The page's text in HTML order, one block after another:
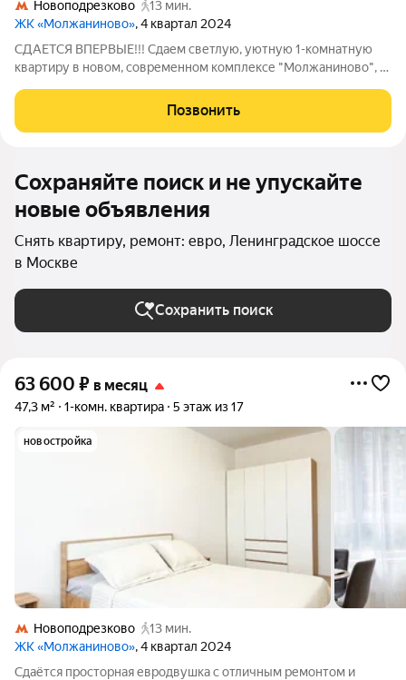
Новоподрезково
13 мин.
ЖК «Молжаниново», 4 квартал 2024
СДАЕТСЯ ВПЕРВЫЕ!!! Сдаем светлую, уютную 1-комнатную
квартиру в новом, современном комплексе "Молжаниново", В
квартире есть всё необходимое для комфортного проживания:
мебель, кухонный гарнитур
Позвонить
Сохраняйте поиск и не упускайте
новые объявления
Снять квартиру, ремонт: евро, Ленинградское шоссе
в Москве
Сохранить поиск
63 600 ₽ в месяц
47,3 м² 1-комн. квартира 5 этаж из 17
новостройка
Новоподрезково
13 мин.
ЖК «Молжаниново», 4 квартал 2024
Сдаётся просторная евродвушка с отличным ремонтом и